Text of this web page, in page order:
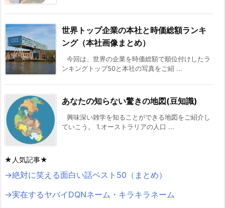
世界トップ企業の本社と時価総額ランキ
ング（本社画像まとめ）
今回は、世界の企業を時価総額で順位付けしたラ
ンキングトップ50と本社の写真をご紹 ...
あなたの知らない驚きの地図(豆知識)
興味深い雑学を知ることができる地図をご紹介し
ていこう。 1.オーストラリアの人口 ...
★人気記事★
→絶対に笑える面白い話ベスト50（まとめ）
→実在するヤバイDQNネーム・キラキラネーム